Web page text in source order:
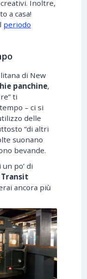
Inoltre,
a casa!
periodo
di New
panchine,
ti
– ci si
delle
“di altri
suonano
bevande.
po’ di
Transit
ancora più